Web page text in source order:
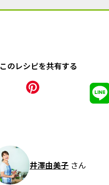
このレシピを共有する
井澤由美子 さん